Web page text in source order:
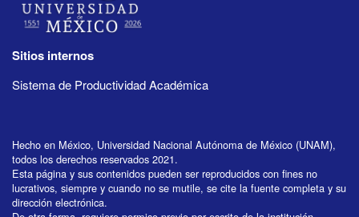
Sitios internos
Sistema de Productividad Académica
Hecho en México, Universidad Nacional Autónoma de México (UNAM),
todos los derechos reservados 2021.
Esta página y sus contenidos pueden ser reproducidos con fines no
lucrativos, siempre y cuando no se mutile, se cite la fuente completa y su
dirección electrónica.